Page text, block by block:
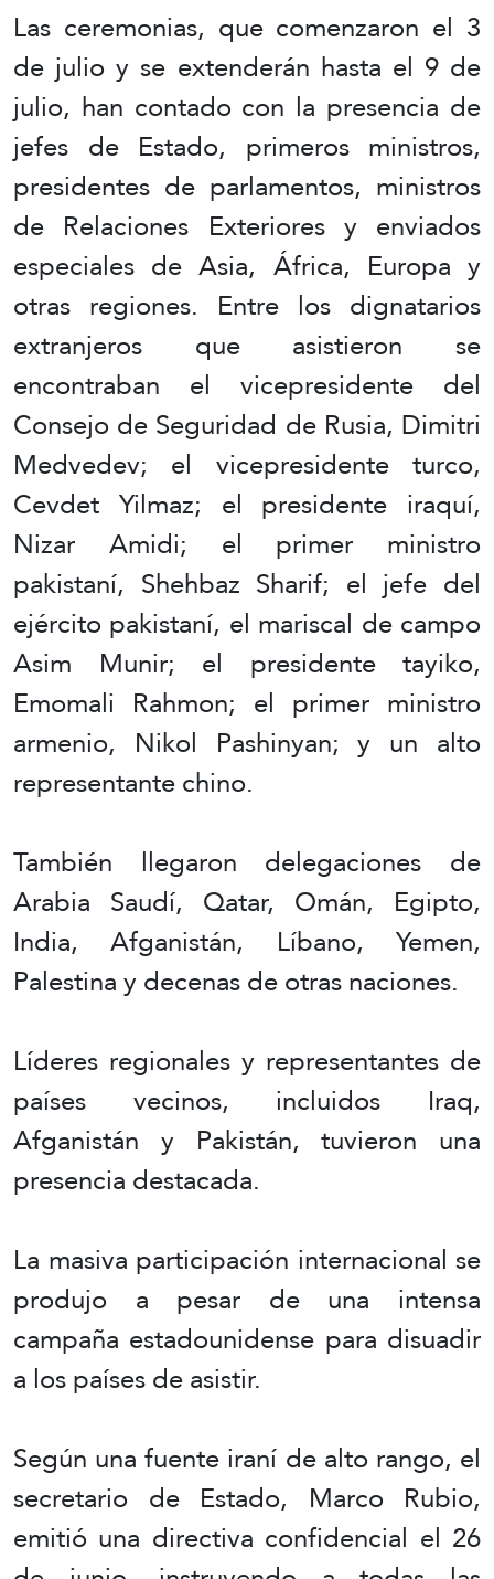
Las ceremonias, que comenzaron el 3
de julio y se extenderán hasta el 9 de
julio, han contado con la presencia de
jefes de Estado, primeros ministros,
presidentes de parlamentos, ministros
de Relaciones Exteriores y enviados
especiales de Asia, África, Europa y
otras regiones. Entre los dignatarios
extranjeros que asistieron se
encontraban el vicepresidente del
Consejo de Seguridad de Rusia, Dimitri
Medvedev; el vicepresidente turco,
Cevdet Yilmaz; el presidente iraquí,
Nizar Amidi; el primer ministro
pakistaní, Shehbaz Sharif; el jefe del
ejército pakistaní, el mariscal de campo
Asim Munir; el presidente tayiko,
Emomali Rahmon; el primer ministro
armenio, Nikol Pashinyan; y un alto
representante chino.
También llegaron delegaciones de
Arabia Saudí, Qatar, Omán, Egipto,
India, Afganistán, Líbano, Yemen,
Palestina y decenas de otras naciones.
Líderes regionales y representantes de
países vecinos, incluidos Iraq,
Afganistán y Pakistán, tuvieron una
presencia destacada.
La masiva participación internacional se
produjo a pesar de una intensa
campaña estadounidense para disuadir
a los países de asistir.
Según una fuente iraní de alto rango, el
secretario de Estado, Marco Rubio,
emitió una directiva confidencial el 26